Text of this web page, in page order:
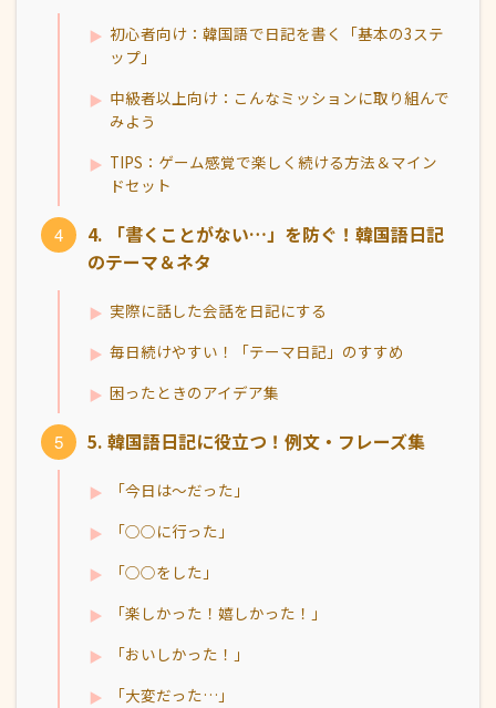
初心者向け：韓国語で日記を書く「基本の3ステ
ップ」
中級者以上向け：こんなミッションに取り組んで
みよう
TIPS：ゲーム感覚で楽しく続ける方法＆マイン
ドセット
4. 「書くことがない…」を防ぐ！韓国語日記
のテーマ＆ネタ
実際に話した会話を日記にする
毎日続けやすい！「テーマ日記」のすすめ
困ったときのアイデア集
5. 韓国語日記に役立つ！例文・フレーズ集
「今日は～だった」
「○○に行った」
「○○をした」
「楽しかった！嬉しかった！」
「おいしかった！」
「大変だった…」